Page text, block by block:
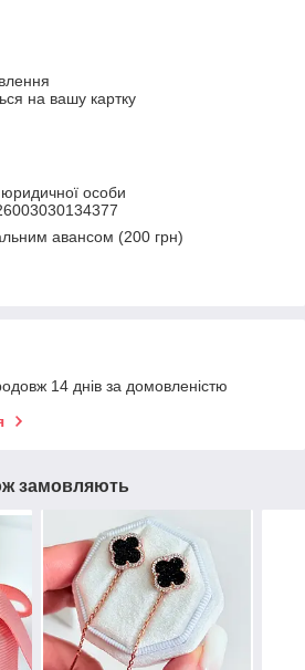
на вашу картку
особи
авансом (200 грн)
14 днів за домовленістю
замовляють